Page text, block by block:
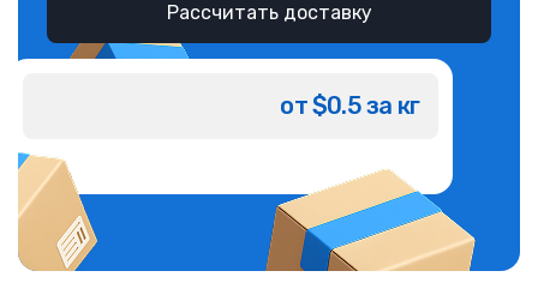
Рассчитать доставку
от $0.5 за кг